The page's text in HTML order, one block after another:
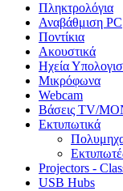
Πληκτρολόγια
Αναβάθμιση PC
Ποντίκια
Ακουστικά
Ηχεία
Μικρόφωνα
Webcam
Βάσεις TV/
Εκτυπωτικά
Projectors -
USB Hubs